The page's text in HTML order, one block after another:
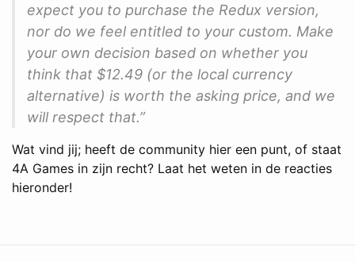
expect you to purchase the Redux version,
nor do we feel entitled to your custom. Make
your own decision based on whether you
think that $12.49 (or the local currency
alternative) is worth the asking price, and we
will respect that.”
Wat vind jij; heeft de community hier een punt, of staat
4A Games in zijn recht? Laat het weten in de reacties
hieronder!